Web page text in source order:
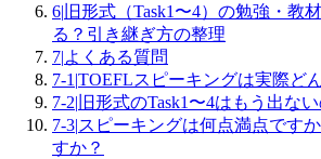
6| 旧形式（Task1〜4）の勉強・教
る？引き継ぎ方の整理
7|よくある質問
7-1 |TOEFLスピーキングは実際ど
7-2| 旧形式のTask1〜4はもう出な
7-3|スピーキングは何点満点です
すか？